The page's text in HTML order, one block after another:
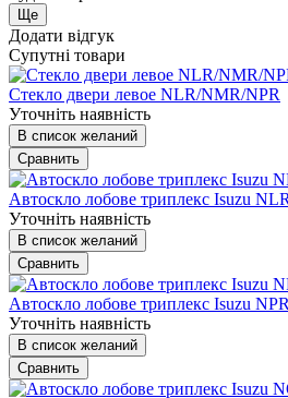
Ще
Додати відгук
Супутні товари
Стекло двери левое NLR/NMR/NPR
Уточніть наявність
В список желаний
Сравнить
Автоскло лобове триплекс Isuzu
Уточніть наявність
В список желаний
Сравнить
Автоскло лобове триплекс Isuzu
Уточніть наявність
В список желаний
Сравнить